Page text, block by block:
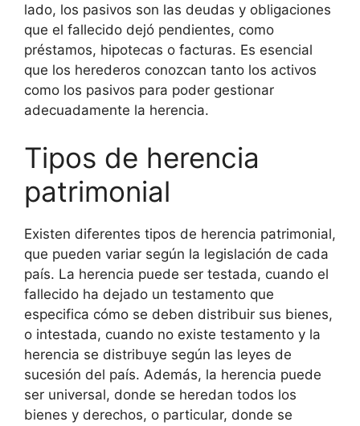
lado, los pasivos son las deudas y obligaciones
que el fallecido dejó pendientes, como
préstamos, hipotecas o facturas. Es esencial
que los herederos conozcan tanto los activos
como los pasivos para poder gestionar
adecuadamente la herencia.
Tipos de herencia
patrimonial
Existen diferentes tipos de herencia patrimonial,
que pueden variar según la legislación de cada
país. La herencia puede ser testada, cuando el
fallecido ha dejado un testamento que
especifica cómo se deben distribuir sus bienes,
o intestada, cuando no existe testamento y la
herencia se distribuye según las leyes de
sucesión del país. Además, la herencia puede
ser universal, donde se heredan todos los
bienes y derechos, o particular, donde se